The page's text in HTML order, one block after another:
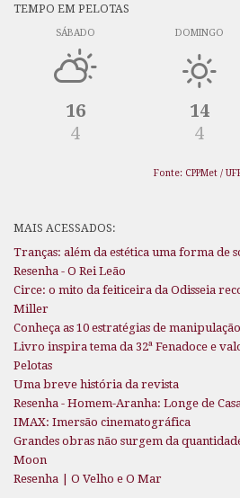
TEMPO EM PELOTAS
SÁBADO
16
4
DOMINGO
14
4
Fonte: CPPMet /
MAIS ACESSADOS:
Tranças: além da estética uma forma de
Resenha - O Rei Leão
Circe: o mito da feiticeira da Odisseia
Miller
Conheça as 10 estratégias de
Livro inspira tema da 32ª Fenadoce e
Pelotas
Uma breve história da revista
Resenha - Homem-Aranha: Longe de Casa
IMAX: Imersão cinematográfica
Grandes obras não surgem da
Moon
Resenha | O Velho e O Mar